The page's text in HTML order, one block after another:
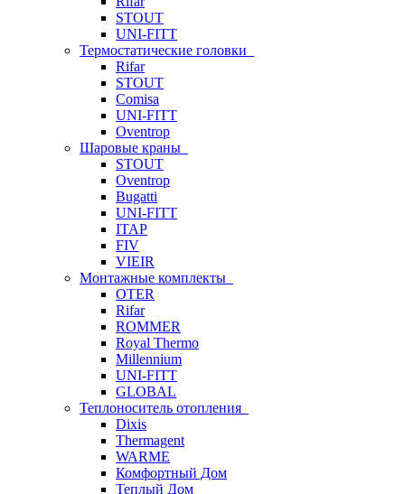
STOUT
UNI-FITT
Термостатические головки
Rifar
STOUT
Comisa
UNI-FITT
Oventrop
Шаровые краны
STOUT
Oventrop
Bugatti
UNI-FITT
ITAP
FIV
VIEIR
Монтажные комплекты
OTER
Rifar
ROMMER
Royal Thermo
Millennium
UNI-FITT
GLOBAL
Теплоноситель отопления
Dixis
Thermagent
WARME
Комфортный Дом
Теплый Дом